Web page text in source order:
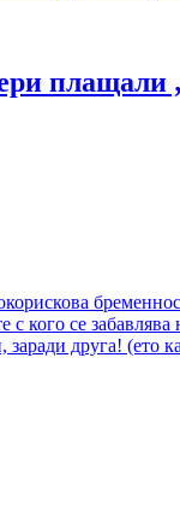
плащали
с кого се
заради друга!